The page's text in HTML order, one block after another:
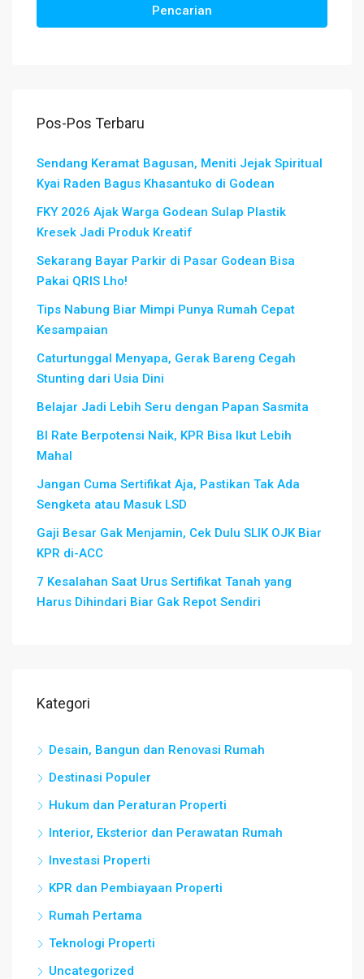
Pencarian
Pos-Pos Terbaru
Sendang Keramat Bagusan, Meniti Jejak Spiritual
Kyai Raden Bagus Khasantuko di Godean
FKY 2026 Ajak Warga Godean Sulap Plastik
Kresek Jadi Produk Kreatif
Sekarang Bayar Parkir di Pasar Godean Bisa
Pakai QRIS Lho!
Tips Nabung Biar Mimpi Punya Rumah Cepat
Kesampaian
Caturtunggal Menyapa, Gerak Bareng Cegah
Stunting dari Usia Dini
Belajar Jadi Lebih Seru dengan Papan Sasmita
BI Rate Berpotensi Naik, KPR Bisa Ikut Lebih
Mahal
Jangan Cuma Sertifikat Aja, Pastikan Tak Ada
Sengketa atau Masuk LSD
Gaji Besar Gak Menjamin, Cek Dulu SLIK OJK Biar
KPR di-ACC
7 Kesalahan Saat Urus Sertifikat Tanah yang
Harus Dihindari Biar Gak Repot Sendiri
Kategori
Desain, Bangun dan Renovasi Rumah
Destinasi Populer
Hukum dan Peraturan Properti
Interior, Eksterior dan Perawatan Rumah
Investasi Properti
KPR dan Pembiayaan Properti
Rumah Pertama
Teknologi Properti
Uncategorized